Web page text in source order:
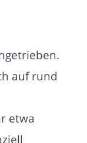
auf rund
etwa